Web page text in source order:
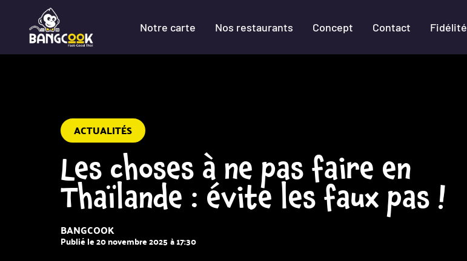
Notre carte Nos restaurants Concept Contact Fidélité
ACTUALITÉS
Les choses à ne pas faire en
Thaïlande : évite les faux pas !
BANGCOOK
Publié le20 novembre 2025 à17:30